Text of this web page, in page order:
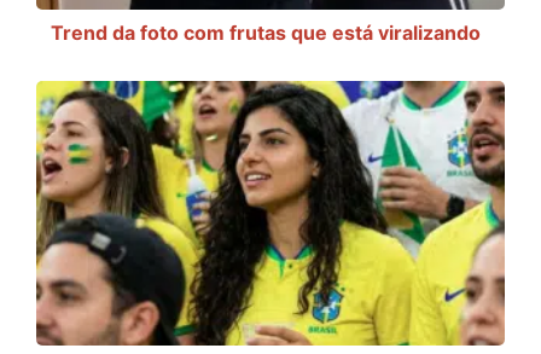
Trend da foto com frutas que está viralizando